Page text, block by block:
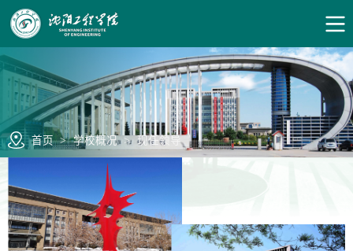
首页 > 学校概况 > 现任领导